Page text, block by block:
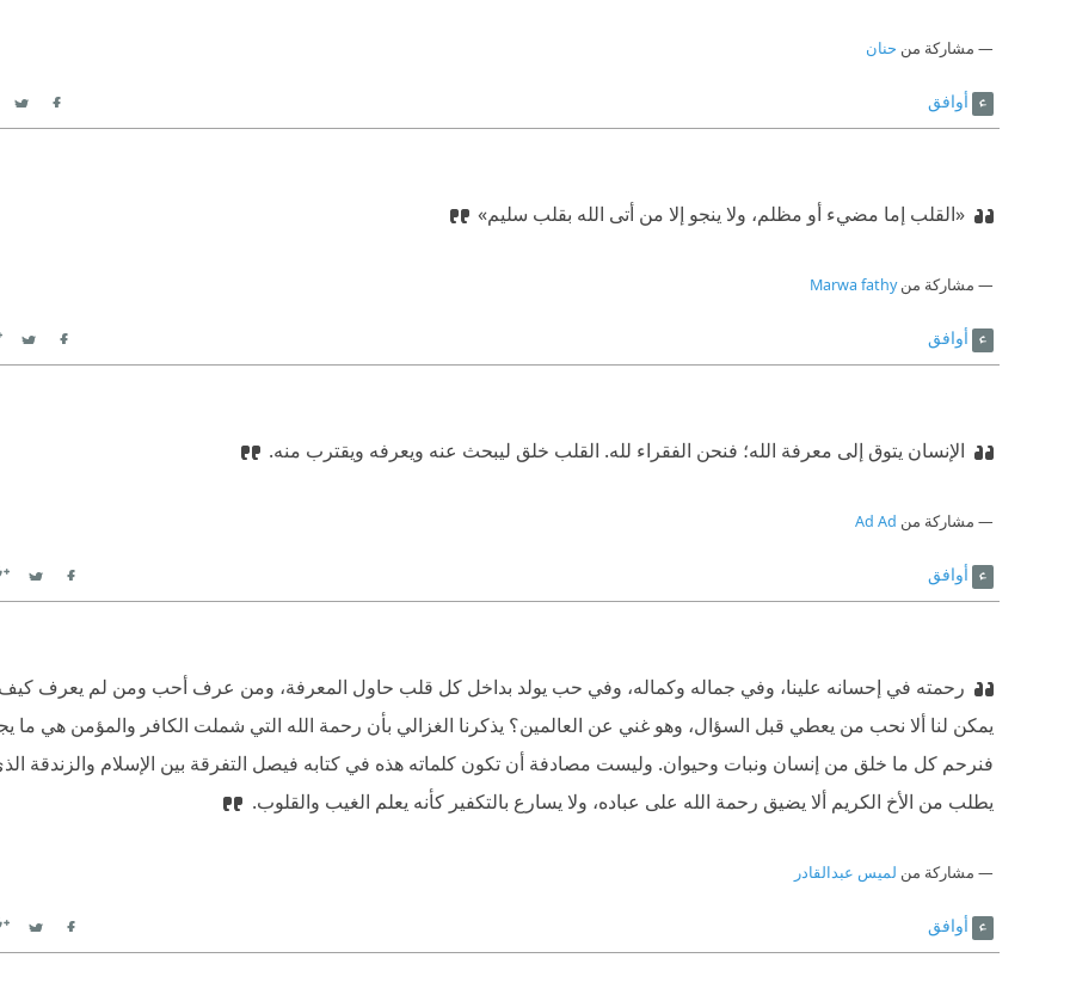
مشاركة من حنان
أوافق
«القلب إما مضيء أو مظلم، ولا ينجو إلا من أتى الله بقلب سليم»
مشاركة منMarwa fathy
أوافق
الإنسان يتوق إلى معرفة الله؛ فنحن الفقراء لله. القلب خلق ليبحث عنه ويعرفه ويقترب منه.
مشاركة من Ad Ad
Facebook
أوافق
رحمته في إحسانه علينا، وفي جماله وكماله، وفي حب يولد بداخل كل قلب حاول المعرفة، ومن عرف أحب ومن لم يعرف
يمكن لنا ألا نحب من يعطي قبل السؤال، وهو غني عن العالمين؟ يذكرنا الغزالي بأن رحمة الله التي شملت الكافر والمؤمن هي ما
فنرحم كل ما خلق من إنسان ونبات وحيوان. وليست مصادفة أن تكون كلماته هذه في كتابه فيصل التفرقة بين الإسلام والزندقة
يطلب من الأخ الكريم ألا يضيق رحمة الله على عباده، ولا يسارع بالتكفير كأنه يعلم الغيب والقلوب.
مشاركة من لميس عبدالقادر
Facebook
أوافق